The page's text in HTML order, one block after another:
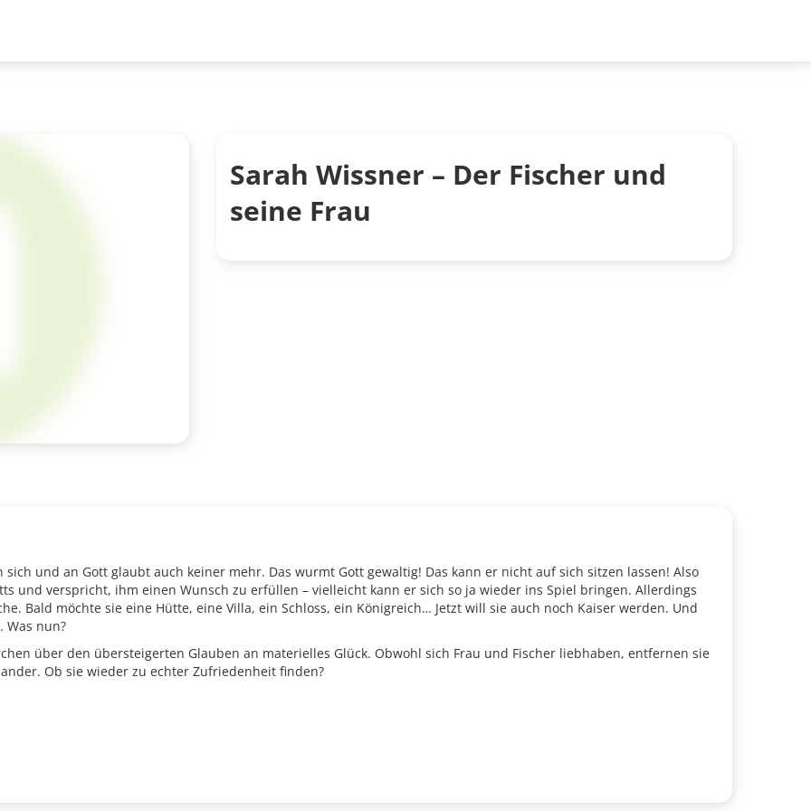
Sarah Wissner – Der Fischer und
seine Frau
und an Gott glaubt auch keiner mehr. Das wurmt Gott gewaltig! Das kann er nicht auf sich sitzen lassen! Also
und verspricht, ihm einen Wunsch zu erfüllen – vielleicht kann er sich so ja wieder ins Spiel bringen. Allerdings
Bald möchte sie eine Hütte, eine Villa, ein Schloss, ein Königreich… Jetzt will sie auch noch Kaiser werden. Und
Was nun?
über den übersteigerten Glauben an materielles Glück. Obwohl sich Frau und Fischer liebhaben, entfernen sie
Ob sie wieder zu echter Zufriedenheit finden?